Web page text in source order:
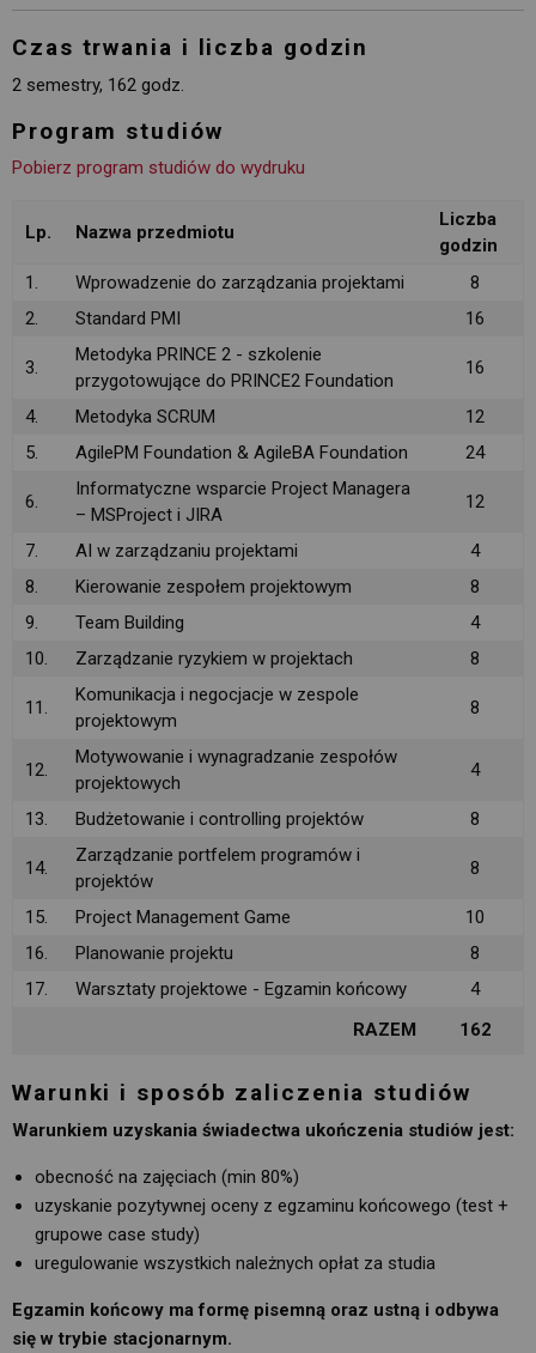
Czas trwania i liczba godzin
2 semestry, 162 godz.
Program studiów
Pobierz program studiów do wydruku
Lp. Nazwa przedmiotu
Liczba
godzin
1.
Wprowadzenie do zarządzania projektami
8
2.
Standard PMI 16
3.
Metodyka PRINCE 2 - szkolenie
przygotowujące do PRINCE2 Foundation
16
4. Metodyka SCRUM
12
5.
AgilePM Foundation & AgileBA Foundation 24
6.
Informatyczne wsparcie Project Managera
– MSProject i JIRA
12
7. AI w zarządzaniu projektami
4
8.
Kierowanie zespołem projektowym
8
9.
Team Building
4
10.
Zarządzanie ryzykiem w projektach 8
11.
Komunikacja i negocjacje w zespole
projektowym
8
12.
Motywowanie i wynagradzanie zespołów
projektowych
4
13. Budżetowanie i controlling projektów 8
14.
Zarządzanie portfelem programów i
projektów
8
15. Project Management Game
10
16.
Planowanie projektu
8
17.
Warsztaty projektowe - Egzamin końcowy
4
RAZEM
162
Warunki i sposób zaliczenia studiów
Warunkiem uzyskania świadectwa ukończenia studiów jest:
obecność na zajęciach (min 80%)
uzyskanie pozytywnej oceny z egzaminu końcowego (test +
grupowe case study)
uregulowanie wszystkich należnych opłat za studia
Egzamin końcowy ma formę pisemną oraz ustną i odbywa
się w trybie stacjonarnym.